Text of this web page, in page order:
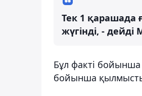
Тек 1 қарашада
жүгінді, -
Бұл факті
бойынша